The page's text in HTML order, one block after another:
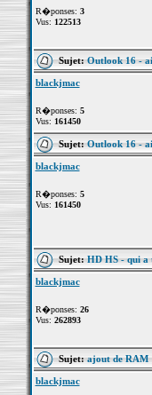
R�ponses: 3
Vus: 122513
Sujet:Outlook 16 - ai
blackjmac
R�ponses: 5
Vus: 161450
Sujet:Outlook 16 - ai
blackjmac
R�ponses: 5
Vus: 161450
Sujet:HD HS - qui a
blackjmac
R�ponses: 26
Vus: 262893
Sujet:ajout de RAM
blackjmac